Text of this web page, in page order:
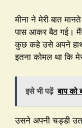
मीना ने मेरी बात
पास आकर बैठ गई।
कुछ कहे उसे अपने
इतना कोमल था कि
इसे भी पढ़ें बाप को
उसने अपनी चड्डी